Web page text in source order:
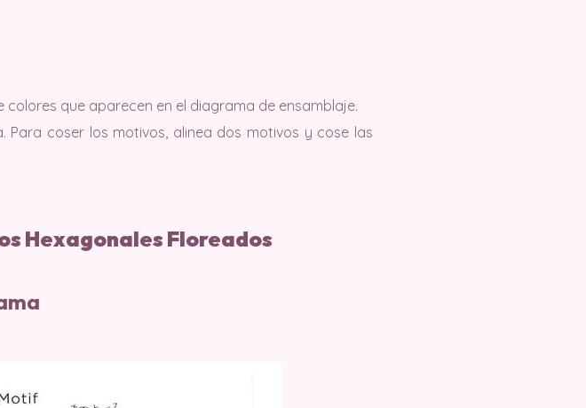
colores que aparecen en el diagrama de ensamblaje.
coser los motivos, alinea dos motivos y cose las
Hexagonales Floreados